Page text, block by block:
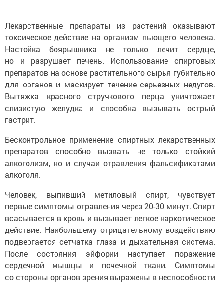
Лекарственные препараты из растений оказывают
токсическое действие на организм пьющего человека.
Настойка боярышника не только лечит сердце,
но и разрушает печень. Использование спиртовых
препаратов на основе растительного сырья губительно
для органов и маскирует течение серьезных недугов.
Вытяжка красного стручкового перца уничтожает
слизистую желудка и способна вызывать острый
гастрит.
Бесконтрольное применение спиртных лекарственных
препаратов способно вызвать не только стойкий
алкоголизм, но и случаи отравления фальсификатами
алкоголя.
Человек, выпивший метиловый спирт, чувствует
первые симптомы отравления через 20-30 минут. Спирт
всасывается в кровь и вызывает легкое наркотическое
действие. Наибольшему отрицательному воздействию
подвергается сетчатка глаза и дыхательная система.
После состояния эйфории наступает поражение
сердечной мышцы и почечной ткани. Симптомы
со стороны органов зрения выражены в неспособности